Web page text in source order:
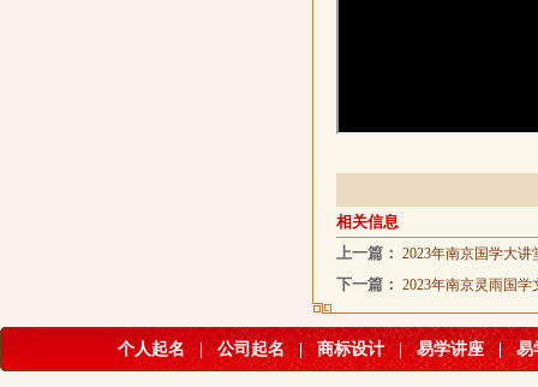
相关信息
上一篇： 2023年南京国学大
下一篇： 2023年南京灵雨国
个人起名 公司起名 | 商标设计 | 易学讲座 | 易